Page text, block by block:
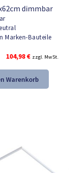
dimmbar
Marken-Bauteile
Ursprünglicher
war:
153,60 €
104,98€Aktueller
ist:
104,98 €.
zzgl. MwSt.
Warenkorb